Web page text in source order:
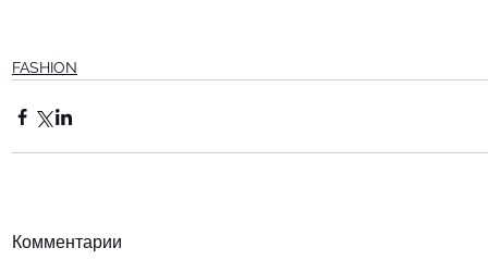
FASHION
Комментарии